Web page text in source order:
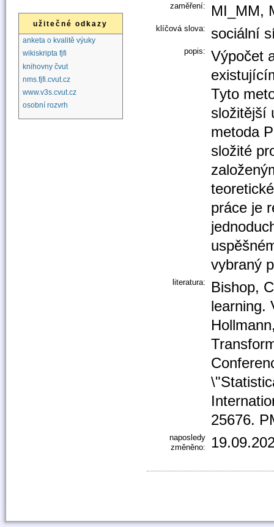
zaměření: MI_MM,
klíčová slova: sociální
popis:
Výpočet
Tyto
složitější
metoda
složité
práce je
vybraný
literatura:
Bishop,
learning.
25676.
naposledy
změněno:
užitečné odkazy
anketa o kvalitě výuky
wikiskripta fjfi
knihovny čvut
nms.fjfi.cvut.cz
www.v3s.cvut.cz
osobní rozvrh